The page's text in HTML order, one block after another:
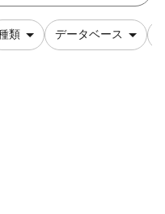
類 データベース